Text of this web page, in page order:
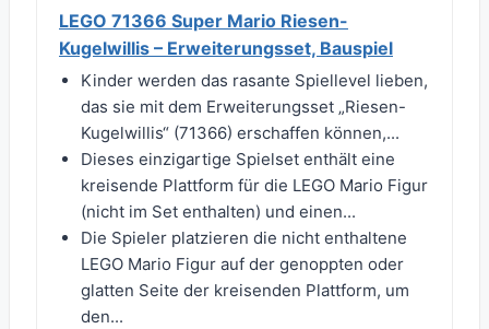
LEGO 71366 Super Mario Riesen-
Kugelwillis – Erweiterungsset, Bauspiel
Kinder werden das rasante Spiellevel lieben,
das sie mit dem Erweiterungsset „Riesen-
Kugelwillis“ (71366) erschaffen können,...
Dieses einzigartige Spielset enthält eine
kreisende Plattform für die LEGO Mario Figur
(nicht im Set enthalten) und einen...
Die Spieler platzieren die nicht enthaltene
LEGO Mario Figur auf der genoppten oder
glatten Seite der kreisenden Plattform, um
den...